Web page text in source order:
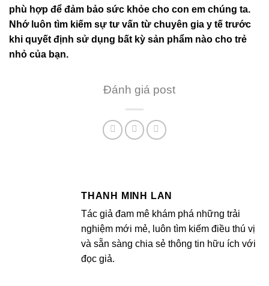
phù hợp để đảm bảo sức khỏe cho con em chúng ta.
Nhớ luôn tìm kiếm sự tư vấn từ chuyên gia y tế trước
khi quyết định sử dụng bất kỳ sản phẩm nào cho trẻ
nhỏ của bạn.
Đánh giá post
THANH MINH LAN
Tác giả đam mê khám phá những trải
nghiệm mới mẻ, luôn tìm kiếm điều thú vị
và sẵn sàng chia sẻ thông tin hữu ích với
đọc giả.